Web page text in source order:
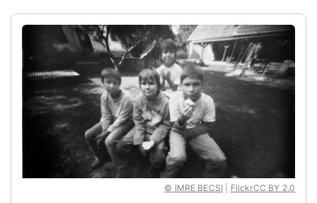
© IMRE BECSI FlickrCC BY 2.0